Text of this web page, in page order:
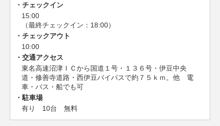
チェックイン
15:00
（最終チェックイン：18:00）
チェックアウト
10:00
交通アクセス
東名高速沼津ＩＣから国道１号・１３６号・伊豆中央
道・修善寺道路・西伊豆バイパスで約７５ｋｍ。他 電
車・バス・船でも可
駐車場
有り 10台 無料